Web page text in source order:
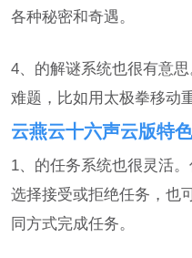
各种秘密和奇遇。
4、的解谜系统也很有意
难题，比如用太极拳移动
云燕云十六声云版特
1、的任务系统也很灵活
选择接受或拒绝任务，也
同方式完成任务。